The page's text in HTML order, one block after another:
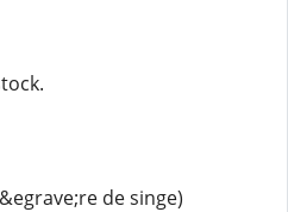
de singe)